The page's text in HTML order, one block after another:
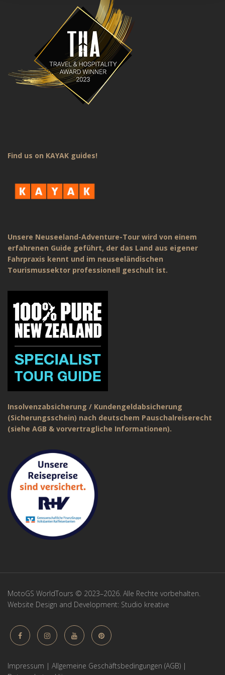
Find us on KAYAK guides!
Unsere Neuseeland-Adventure-Tour wird von einem
erfahrenen Guide geführt, der das Land aus eigener
Fahrpraxis kennt und im neuseeländischen
Tourismussektor professionell geschult ist.
Insolvenzabsicherung / Kundengeldabsicherung
(Sicherungsschein) nach deutschem Pauschalreiserecht
(siehe AGB & vorvertragliche Informationen).
MotoGS WorldTours © 2023–2026. Alle Rechte vorbehalten.
Website Design and Development: Studio kreative
Impressum | Allgemeine Geschäftsbedingungen (AGB) |